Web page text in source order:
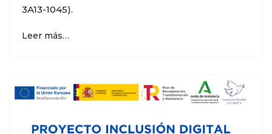
3A13-1045).
Leer más…